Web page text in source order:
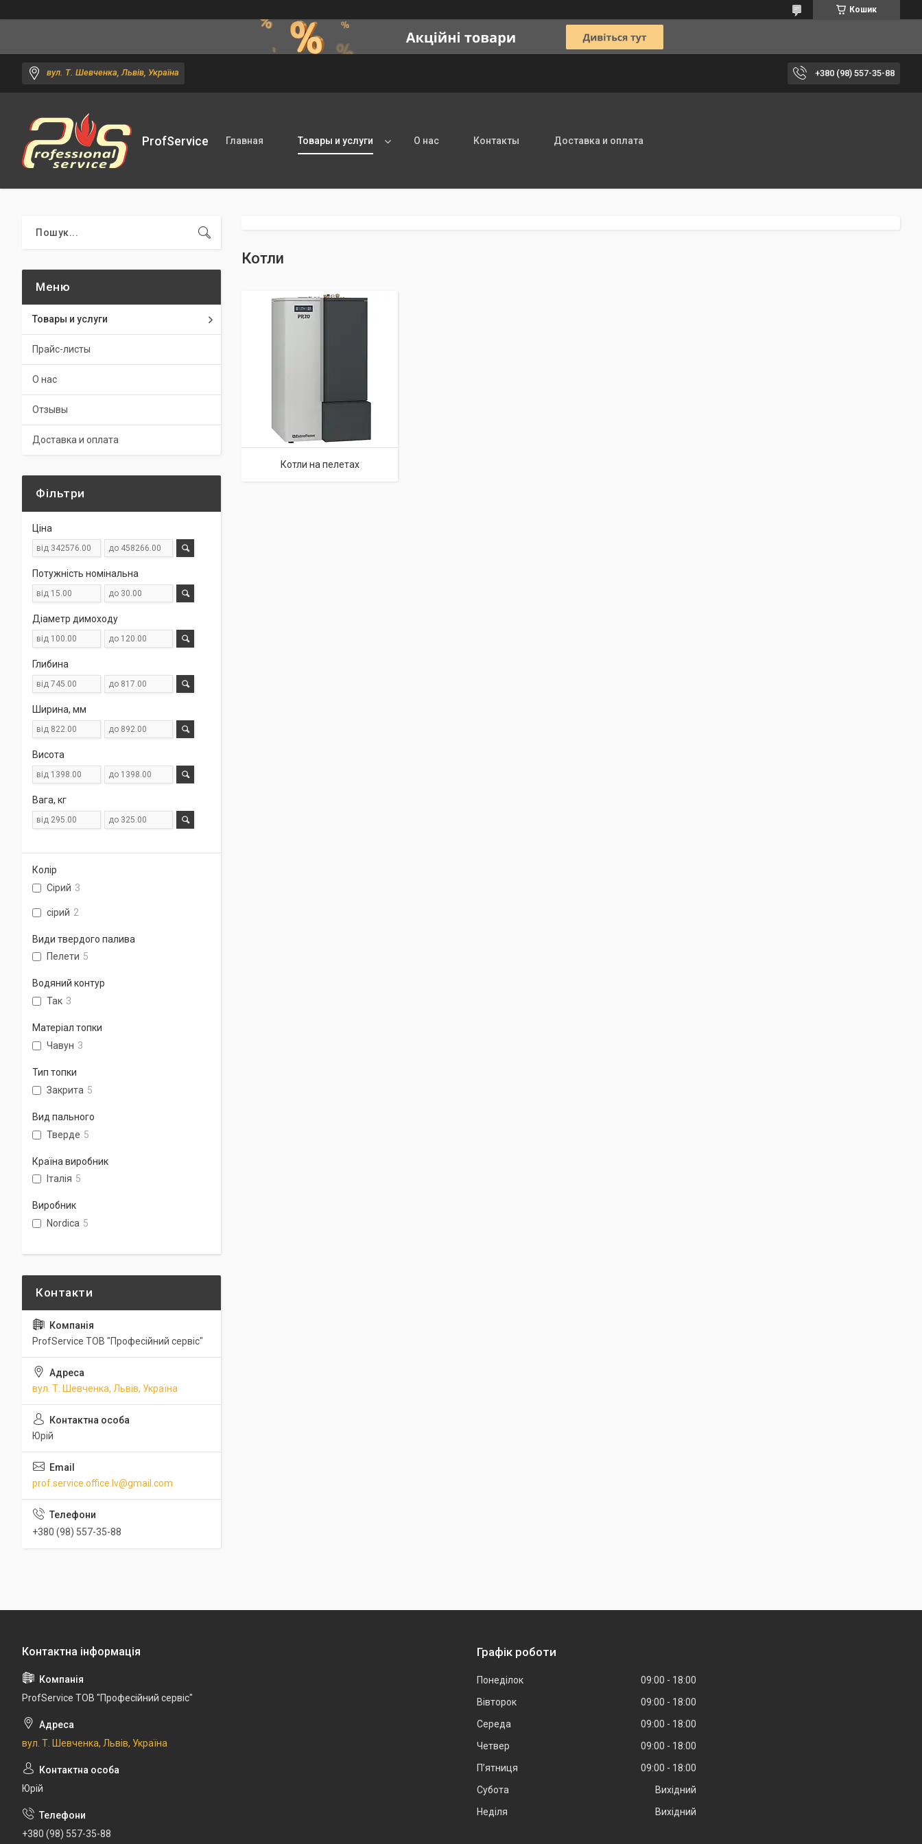
Кошик
вул. Т. Шевченка, Львів, Україна +380 (98) 557-35-88
ProfService Главная Товары и услуги О нас Контакты Доставка и оплата
Котли
Котли на пелетах
Товары и услуги
Прайс-листы
О нас
Отзывы
Доставка и оплата
Фільтри
Ціна
Потужність номінальна
Діаметр димоходу
Глибина
Ширина, мм
Висота
Вага, кг
Колір
Сірий 3
сірий 2
Види твердого палива
Пелети 5
Водяний контур
Так 3
Матеріал топки
Чавун 3
Тип топки
Закрита 5
Вид пального
Тверде 5
Країна виробник
Італія 5
Виробник
Nordica 5
ProfService ТОВ "Професійний сервіс"
вул. Т. Шевченка, Львів, Україна
Юрій
prof.service.office.lv@gmail.com
+380 (98) 557-35-88
ProfService ТОВ "Професійний сервіс"
вул. Т. Шевченка, Львів, Україна
Юрій
+380 (98) 557-35-88
Графік роботи
Понеділок 09:00
18:00
Вівторок
09:00
18:00
Середа
09:00
18:00
Четвер
09:00
18:00
Пʼятниця
09:00
18:00
Субота
Вихідний
Неділя
Вихідний